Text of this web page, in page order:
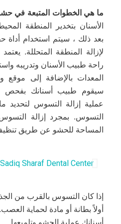
ما هي الخطوات المتبعة في
الأسنان بتخدير المنطقة
بعد ذلك ، سيتم استخدام أداة
لإزالة المنطقة المتحللة.
راحة طبيب الأسنان وتدريبه
المعدات بالإضافة إلى موقع
سيقوم طبيب أسنانك بفحص
عملية إزالة التسوس لتحديد
التسوس. بمجرد إزالة
المساحة للحشو عن طريق تنظيف
إذا كان التسوس بالقرب من
أولاً بطانة أو مادة لحماية
أسنانك عملية الحشو وتلميعها.